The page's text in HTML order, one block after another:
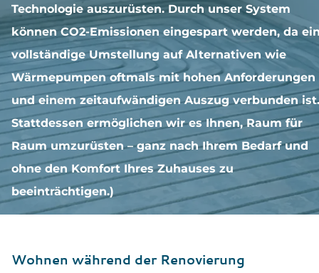
Technologie auszurüsten. Durch unser System
können CO2-Emissionen eingespart werden, da
vollständige Umstellung auf Alternativen wie
Wärmepumpen oftmals mit hohen Anforderungen
und einem zeitaufwändigen Auszug verbunden ist.
Stattdessen ermöglichen wir es Ihnen, Raum für
Raum umzurüsten – ganz nach Ihrem Bedarf und
ohne den Komfort Ihres Zuhauses zu
beeinträchtigen.)
Wohnen während der Renovierung